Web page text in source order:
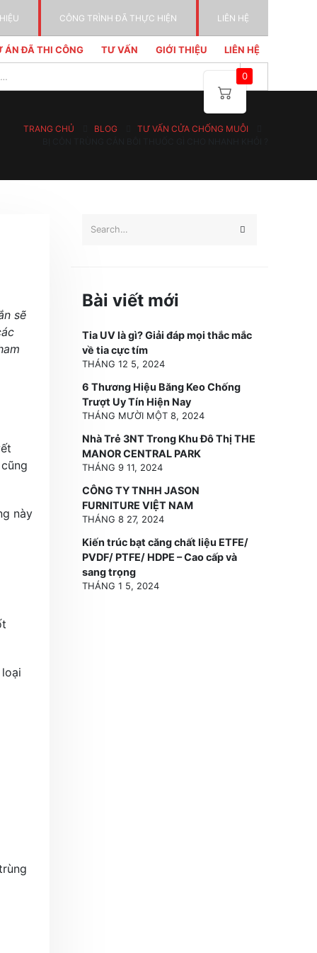
CÔNG TRÌNH ĐÃ THỰC HIỆN LIÊN HỆ
ÁN ĐÃ THI CÔNG TƯ VẤN GIỚI THIỆU LIÊN HỆ
TRANG CHỦ BLOG
TƯ VẤN CỬA CHỐNG MUỖI
sẽ
này
Bài viết mới
Tia UV là gì? Giải đáp mọi thắc mắc
về tia cực tím
THÁNG 12 5, 2024
6 Thương Hiệu Băng Keo Chống
Trượt Uy Tín Hiện Nay
THÁNG MƯỜI MỘT 8, 2024
Nhà Trẻ 3NT Trong Khu Đô Thị THE
MANOR CENTRAL PARK
THÁNG 9 11, 2024
CÔNG TY TNHH JASON
FURNITURE VIỆT NAM
THÁNG 8 27, 2024
Kiến trúc bạt căng chất liệu ETFE/
PVDF/ PTFE/ HDPE – Cao cấp và
sang trọng
THÁNG 1 5, 2024
0